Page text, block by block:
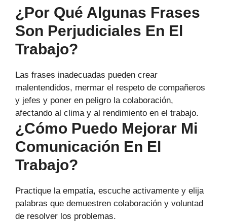
¿Por Qué Algunas Frases
Son Perjudiciales En El
Trabajo?
Las frases inadecuadas pueden crear
malentendidos, mermar el respeto de compañeros
y jefes y poner en peligro la colaboración,
afectando al clima y al rendimiento en el trabajo.
¿Cómo Puedo Mejorar Mi
Comunicación En El
Trabajo?
Practique la empatía, escuche activamente y elija
palabras que demuestren colaboración y voluntad
de resolver los problemas.